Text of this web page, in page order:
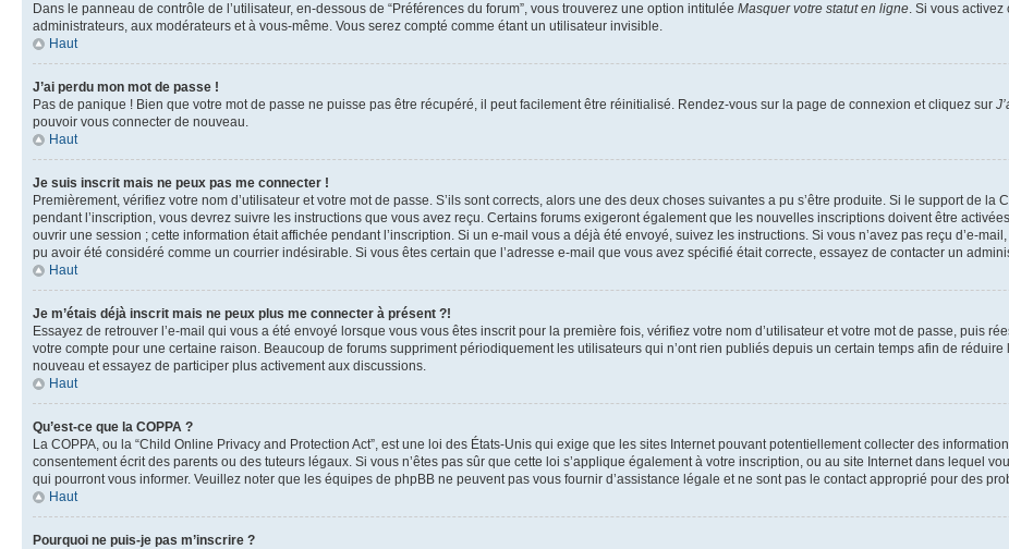
Dans le panneau de contrôle de l’utilisateur, en-dessous de “Préférences du forum”, vous trouverez une option intitulée Masquer votre statut en ligne. Si vous
administrateurs, aux modérateurs et à vous-même. Vous serez compté comme étant un utilisateur invisible.
Haut
J’ai perdu mon mot de passe !
Pas de panique ! Bien que votre mot de passe ne puisse pas être récupéré, il peut facilement être réinitialisé. Rendez-vous sur la page de connexion et cliquez sur
pouvoir vous connecter de nouveau.
Haut
Je suis inscrit mais ne peux pas me connecter !
Premièrement, vérifiez votre nom d’utilisateur et votre mot de passe. S’ils sont corrects, alors une des deux choses suivantes a pu s’être produite. Si le support de
pendant l’inscription, vous devrez suivre les instructions que vous avez reçu. Certains forums exigeront également que les nouvelles inscriptions doivent être
ouvrir une session ; cette information était affichée pendant l’inscription. Si un e-mail vous a déjà été envoyé, suivez les instructions. Si vous n’avez pas reçu d’e-
pu avoir été considéré comme un courrier indésirable. Si vous êtes certain que l’adresse e-mail que vous avez spécifié était correcte, essayez de contacter un
Haut
Je m’étais déjà inscrit mais ne peux plus me connecter à présent ?!
Essayez de retrouver l’e-mail qui vous a été envoyé lorsque vous vous êtes inscrit pour la première fois, vérifiez votre nom d’utilisateur et votre mot de passe, puis
votre compte pour une certaine raison. Beaucoup de forums suppriment périodiquement les utilisateurs qui n’ont rien publiés depuis un certain temps afin de
nouveau et essayez de participer plus activement aux discussions.
Haut
Qu’est-ce que la COPPA ?
La COPPA, ou la “Child Online Privacy and Protection Act”, est une loi des États-Unis qui exige que les sites Internet pouvant potentiellement collecter des
consentement écrit des parents ou des tuteurs légaux. Si vous n’êtes pas sûr que cette loi s’applique également à votre inscription, ou au site Internet dans lequel
qui pourront vous informer. Veuillez noter que les équipes de phpBB ne peuvent pas vous fournir d’assistance légale et ne sont pas le contact approprié pour des
Haut
Pourquoi ne puis-je pas m’inscrire ?